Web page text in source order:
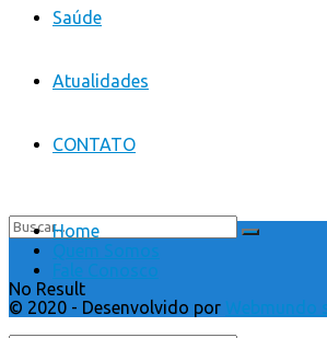
Saúde
Atualidades
CONTATO
No Result
Home
Quem Somos
Fale Conosco
© 2020 - Desenvolvido por Webmundo